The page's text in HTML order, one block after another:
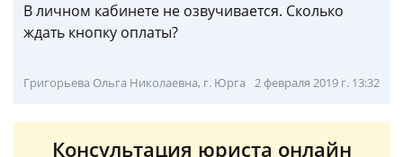
В личном кабинете не озвучивается. Сколько
ждать кнопку оплаты?
Григорьева Ольга Николаевна, г. Юрга 2 февраля 2019 г. 13:32
Консультация юриста онлайн